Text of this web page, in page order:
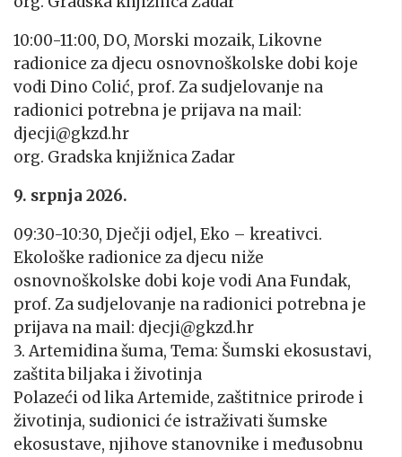
10:00-11:00, DO, Morski mozaik, Likovne
radionice za djecu osnovnoškolske dobi koje
vodi Dino Colić, prof. Za sudjelovanje na
radionici potrebna je prijava na mail:
djecji@gkzd.hr
org. Gradska knjižnica Zadar
9. srpnja 2026.
09:30-10:30, Dječji odjel, Eko – kreativci.
Ekološke radionice za djecu niže
osnovnoškolske dobi koje vodi Ana Fundak,
prof. Za sudjelovanje na radionici potrebna je
prijava na mail: djecji@gkzd.hr
3. Artemidina šuma, Tema: Šumski ekosustavi,
zaštita biljaka i životinja
Polazeći od lika Artemide, zaštitnice prirode i
životinja, sudionici će istraživati šumske
ekosustave, njihove stanovnike i međusobnu